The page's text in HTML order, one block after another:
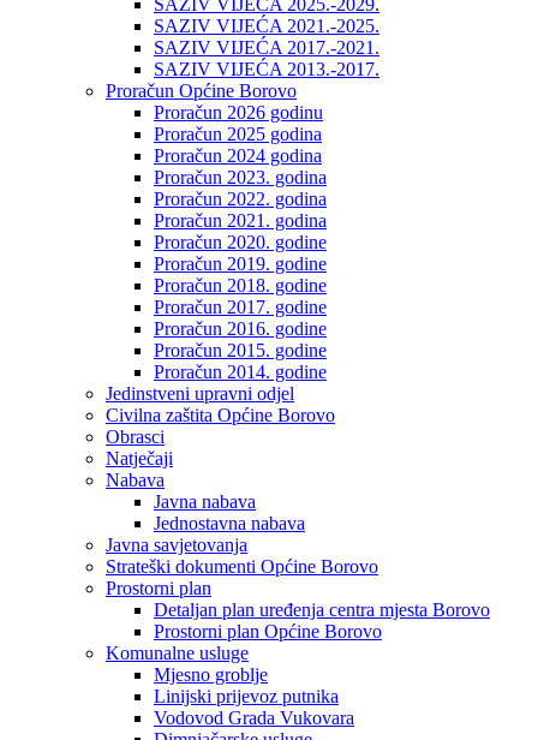
SAZIV VIJEĆA 2025.-2029.
SAZIV VIJEĆA 2021.-2025.
SAZIV VIJEĆA 2017.-2021.
SAZIV VIJEĆA 2013.-2017.
Proračun Općine Borovo
Proračun 2026 godinu
Proračun 2025 godina
Proračun 2024 godina
Proračun 2023. godina
Proračun 2022. godina
Proračun 2021. godina
Proračun 2020. godine
Proračun 2019. godine
Proračun 2018. godine
Proračun 2017. godine
Proračun 2016. godine
Proračun 2015. godine
Proračun 2014. godine
Jedinstveni upravni odjel
Civilna zaštita Općine Borovo
Obrasci
Natječaji
Nabava
Javna nabava
Jednostavna nabava
Javna savjetovanja
Strateški dokumenti Općine Borovo
Prostorni plan
Detaljan plan uređenja centra mjesta Borovo
Prostorni plan Općine Borovo
Komunalne usluge
Mjesno groblje
Linijski prijevoz putnika
Vodovod Grada Vukovara